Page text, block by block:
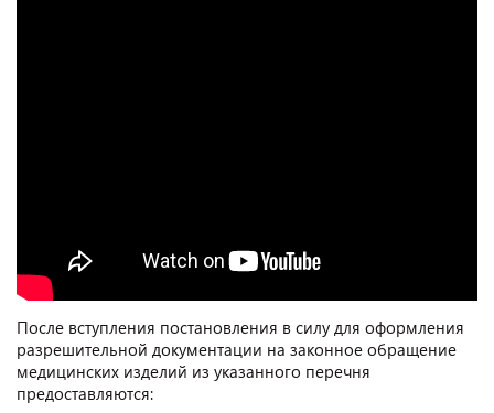
После вступления постановления в силу для оформления
разрешительной документации на законное обращение
медицинских изделий из указанного перечня
предоставляются: